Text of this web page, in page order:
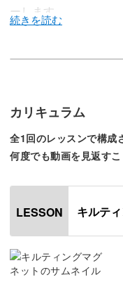
ーします。
ル。
細かい粒子がうるツ
磁石をあてることで
光沢が出せるように。
カリキュラム
全1回のレッスンで構成
何度でも動画を見返すこ
LESSON キルテ